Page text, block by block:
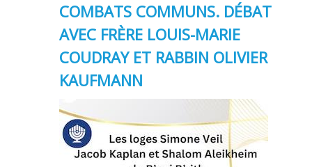
COMBATS COMMUNS. DÉBAT
AVEC FRÈRE LOUIS-MARIE
COUDRAY ET RABBIN OLIVIER
KAUFMANN